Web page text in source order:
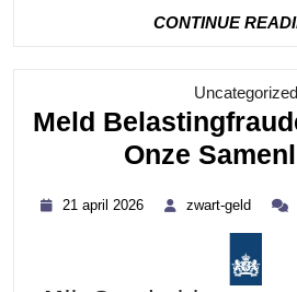
CONTINUE
Uncategorized
Meld
Onze
21 april 2026 zwart-geld
zwart-